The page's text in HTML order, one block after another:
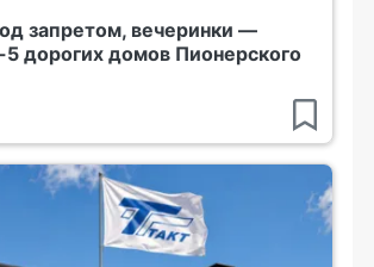
запретом, вечеринки —
дорогих домов Пионерского